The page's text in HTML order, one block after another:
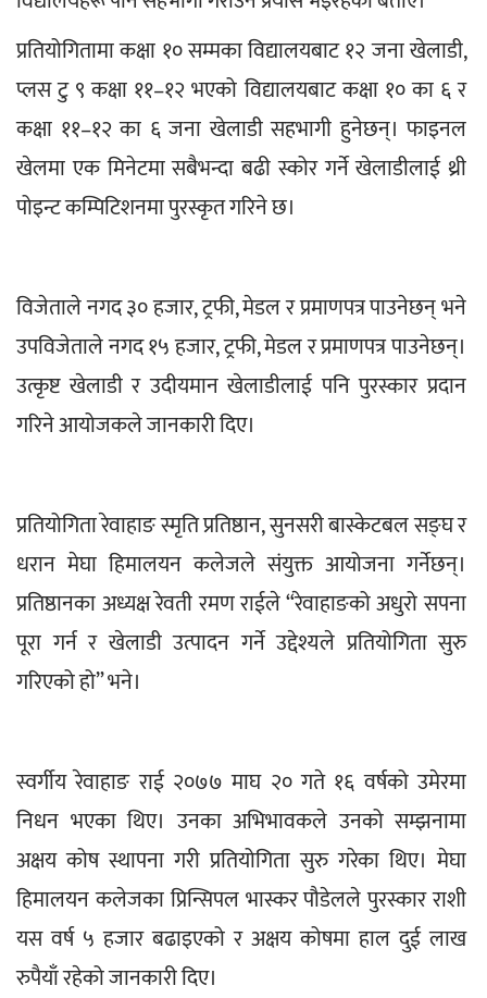
प्रतियोगितामा कक्षा १० सम्मका विद्यालयबाट १२ जना खेलाडी,
प्लस टु ९ कक्षा ११–१२ भएको विद्यालयबाट कक्षा १० का ६ र
कक्षा ११–१२ का ६ जना खेलाडी सहभागी हुनेछन्। फाइनल
खेलमा एक मिनेटमा सबैभन्दा बढी स्कोर गर्ने खेलाडीलाई थ्री
पोइन्ट कम्पिटिशनमा पुरस्कृत गरिने छ।
विजेताले नगद ३० हजार, ट्रफी, मेडल र प्रमाणपत्र पाउनेछन् भने
उपविजेताले नगद १५ हजार, ट्रफी, मेडल र प्रमाणपत्र पाउनेछन्।
उत्कृष्ट खेलाडी र उदीयमान खेलाडीलाई पनि पुरस्कार प्रदान
गरिने आयोजकले जानकारी दिए।
प्रतियोगिता रेवाहाङ स्मृति प्रतिष्ठान, सुनसरी बास्केटबल सङ्घ र
धरान मेघा हिमालयन कलेजले संयुक्त आयोजना गर्नेछन्।
प्रतिष्ठानका अध्यक्ष रेवती रमण राईले “रेवाहाङको अधुरो सपना
पूरा गर्न र खेलाडी उत्पादन गर्ने उद्देश्यले प्रतियोगिता सुरु
गरिएको हो” भने।
स्वर्गीय रेवाहाङ राई २०७७ माघ २० गते १६ वर्षको उमेरमा
निधन भएका थिए। उनका अभिभावकले उनको सम्झनामा
अक्षय कोष स्थापना गरी प्रतियोगिता सुरु गरेका थिए। मेघा
हिमालयन कलेजका प्रिन्सिपल भास्कर पौडेलले पुरस्कार राशी
यस वर्ष ५ हजार बढाइएको र अक्षय कोषमा हाल दुई लाख
रुपैयाँ रहेको जानकारी दिए।